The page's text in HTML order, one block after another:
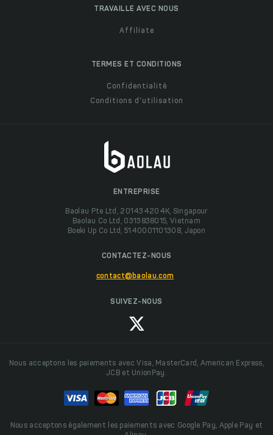
TRAVAILLE AVEC NOUS
Affiliate
TERMES ET CONDITIONS
Confidentialité
Conditions d'utilisation
ENTREPRISE
Baolau Pte Ltd, 201434204K, Singapour
Baolau Co Ltd, 0313838015, Vietnam
Boeki Up Co Ltd, 5140001101308, Japon
CONTACTEZ-NOUS
contact@baolau.com
SUIVEZ-NOUS
Nous acceptons les paiements avec Visa, MasterCard, American Express,
JCB et UnionPay.
Nous acceptons également les paiements avec Google Pay, Apple Pay et